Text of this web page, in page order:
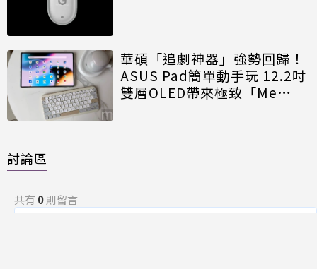
華碩「追劇神器」強勢回歸！
ASUS Pad簡單動手玩 12.2吋
雙層OLED帶來極致「Me
討論區
共有 0則留言